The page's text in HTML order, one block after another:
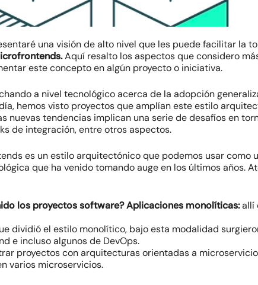
una visión de alto nivel que les puede facilitar la
Aquí resalto los aspectos que considero
este concepto en algún proyecto o iniciativa.
a nivel tecnológico acerca de la adopción
hemos visto proyectos que amplían este estilo
nuevas tendencias implican una serie de desafíos en
de integración, entre otros aspectos.
es un estilo arquitectónico que podemos usar como
que ha venido tomando auge en los últimos años.
los proyectossoftware?Aplicaciones monolíticas:allí
dividió el estilo monolítico, bajo esta modalidad
e incluso algunos de DevOps.
proyectos con arquitecturas orientadas a
varios microservicios.